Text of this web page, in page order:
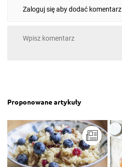
Zaloguj się aby dodać komentarz
Proponowane artykuły